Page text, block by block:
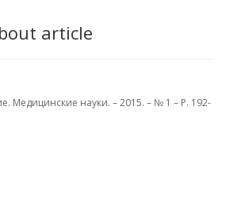
article
Медицинские науки. – 2015. – № 1 – P. 192-